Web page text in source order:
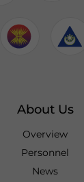
About Us
Overview
Personnel
News